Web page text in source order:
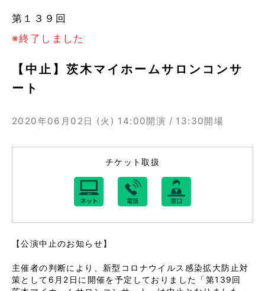
第１３９回
※終了しました
【中止】茨木マイホームサロンコンサ
ート
2020年06月02日 (火) 14:00開演 / 13:30開場
チケット取扱
【公演中止のお知らせ】
主催者の判断により、新型コロナウイルス感染拡大防止対
策として6月2日に開催を予定しておりました「第139回